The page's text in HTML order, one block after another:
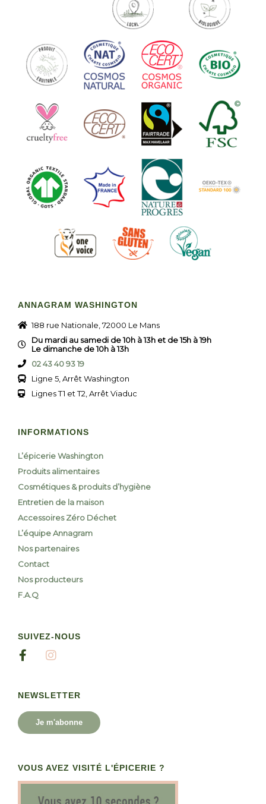
ANNAGRAM WASHINGTON
188 rue Nationale, 72000 Le Mans
Du mardi au samedi de 10h à 13h et de 15h à 19h
Le dimanche de 10h à 13h
02 43 40 93 19
Ligne 5, Arrêt Washington
Lignes T1 et T2, Arrêt Viaduc
INFORMATIONS
L’épicerie Washington
Produits alimentaires
Cosmétiques & produits d’hygiène
Entretien de la maison
Accessoires Zéro Déchet
L’équipe Annagram
Nos partenaires
Contact
Nos producteurs
F.A.Q
SUIVEZ-NOUS
NEWSLETTER
Je m'abonne
VOUS AVEZ VISITÉ L'ÉPICERIE ?